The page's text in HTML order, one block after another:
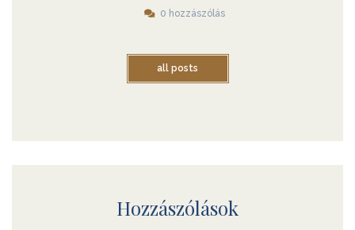
0 hozzászólás
all posts
Hozzászólások